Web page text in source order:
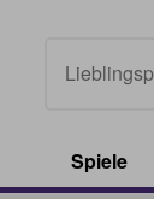
Spiele